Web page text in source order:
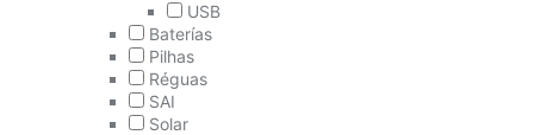
USB
Baterías
Pilhas
Réguas
SAI
Solar